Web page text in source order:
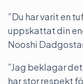
”Du har varit en
uppskattat din
Nooshi
”Jag beklagar
har stor respekt